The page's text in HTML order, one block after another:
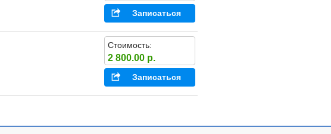
Записаться
Стоимость:
2 800.00 р.
Записаться